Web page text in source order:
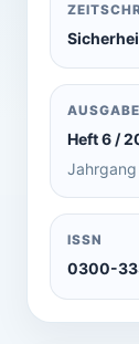
AUSGABE
Heft 6 /
ISSN
0300-